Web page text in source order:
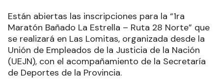
Están abiertas las inscripciones para la “1ra
Maratón Bañado La Estrella – Ruta 28 Norte” que
se realizará en Las Lomitas, organizada desde la
Unión de Empleados de la Justicia de la Nación
(UEJN), con el acompañamiento de la Secretaría
de Deportes de la Provincia.